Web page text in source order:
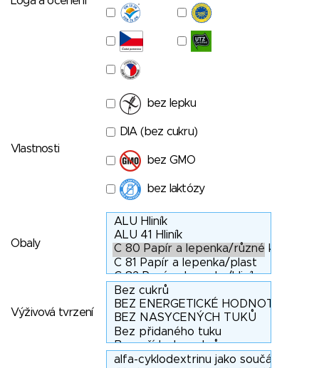
Vlastnosti
bez lepku
DIA (bez cukru)
bez GMO
bez laktózy
Obaly
Výživová tvrzení